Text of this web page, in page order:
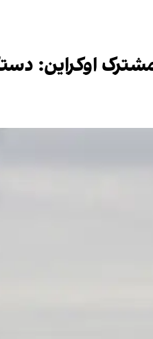
اوکراین: